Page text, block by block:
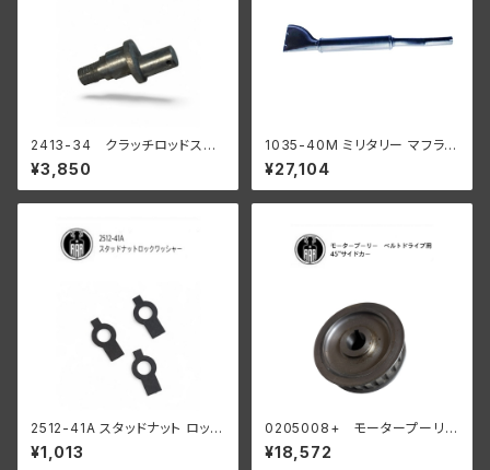
2413-34 クラッチロッドスタ
ッド 1934-37 R WL
陸王
¥3,850
1035-40M ミリタリー マフラー
ブラック
¥27,104
2512-41A スタッドナット ロック
ワッシャー 3個入
¥1,013
0205008+ モータープーリー
24T ベルトドライブ用 45" サイ
ドカー
¥18,572